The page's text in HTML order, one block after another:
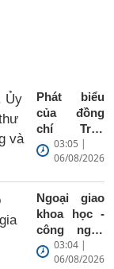
Phát biểu
của đồng
chí Trần
Cẩm Tú, Ủy
viên Bộ
Thường
trực Ban Bí
thư tại
phiên họp
toàn thể về
03:05 |
06/08/2026
Ngoại giao
khoa học -
công nghệ
góp phần
kiến tạo
03:04 |
06/08/2026